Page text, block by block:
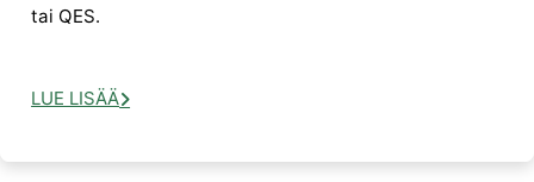
tai QES.
LUE LISÄÄ